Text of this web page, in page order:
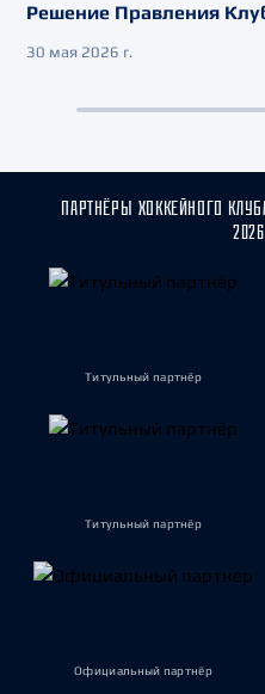
Решение Правления
30 мая 2026 г.
ПАРТНЁРЫ ХОККЕЙНОГО
Титульный партнёр
Титульный партнёр
Официальный партнёр